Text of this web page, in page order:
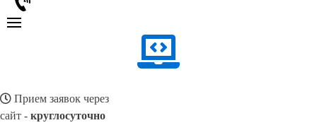
Прием заявок через
сайт - круглосуточно